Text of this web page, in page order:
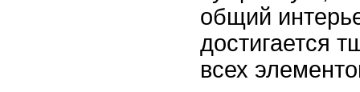
общий
достигается
всех